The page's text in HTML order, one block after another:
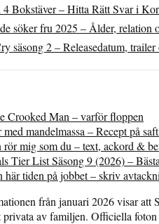
Bokstäver – Hitta Rätt Svar i
söker fru 2025 – Ålder, relation
säsong 2 – Releasedatum, trailer
Crooked Man – varför floppen
mandelmassa – Recept på
rör mig som du – text, ackord &
Tier List Säsong 9 (2026) –
här tiden på jobbet – skriv
från januari 2026 visar att
av familjen. Officiella